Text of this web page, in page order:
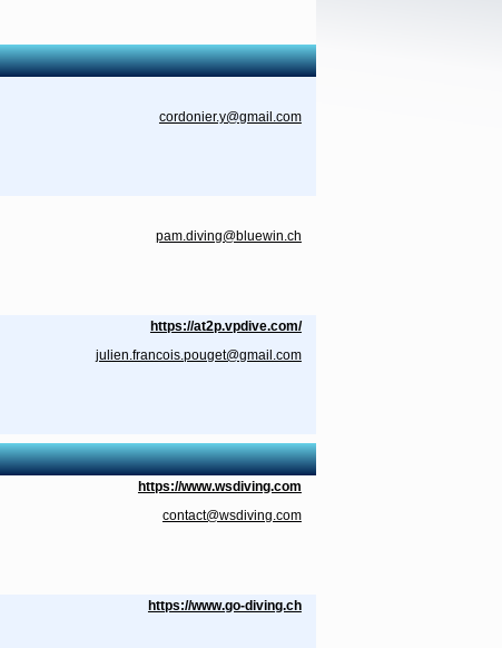
cordonier.y@gmail.com
pam.diving@bluewin.ch
https://at2p.vpdive.com/
julien.francois.pouget@gmail.com
https://www.wsdiving.com
contact@wsdiving.com
https://www.go-diving.ch